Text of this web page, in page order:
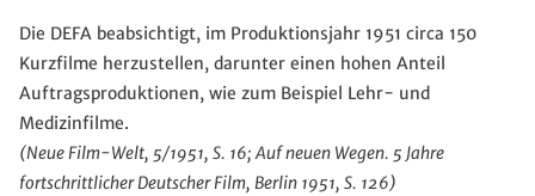
Die DEFA beabsichtigt, im Produktionsjahr 1951 circa 150
Kurzfilme herzustellen, darunter einen hohen Anteil
Auftragsproduktionen, wie zum Beispiel Lehr- und
Medizinfilme.
(Neue Film-Welt, 5/1951, S. 16; Auf neuen Wegen. 5 Jahre
fortschrittlicher Deutscher Film, Berlin 1951, S. 126)